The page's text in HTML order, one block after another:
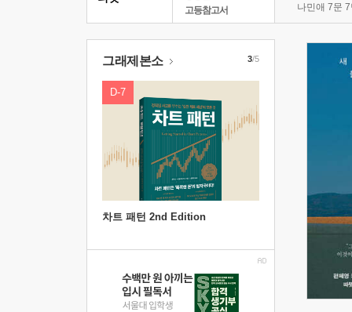
고등참고서
나민애 7문
그래제본소
D-7
차트 패턴 2nd Edition
3/5